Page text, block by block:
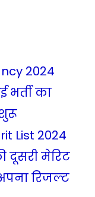
2024
का
List 2024
दूसरी मेरिट
रिजल्ट